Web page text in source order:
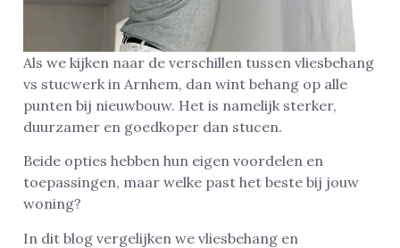
Als we kijken naar de verschillen tussen vliesbehang
vs stucwerk in Arnhem, dan wint behang op alle
punten bij nieuwbouw. Het is namelijk sterker,
duurzamer en goedkoper dan stucen.
Beide opties hebben hun eigen voordelen en
toepassingen, maar welke past het beste bij jouw
woning?
In dit blog vergelijken we vliesbehang en